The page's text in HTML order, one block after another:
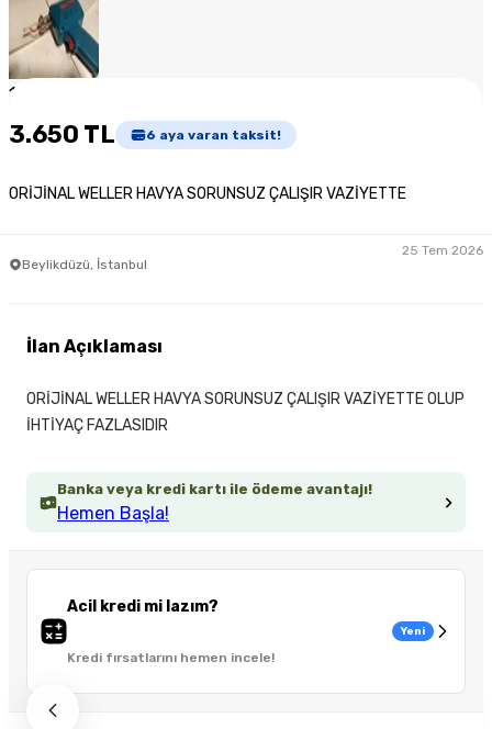
1
3.650 TL 6 aya varan taksit!
ORİJİNAL WELLER HAVYA SORUNSUZ ÇALIŞIR VAZİYETTE
Beylikdüzü, İstanbul
25 Tem 2026
Banka veya kredi kartı ile ödeme avantajı!
Hemen Başla!
Acil kredi mi lazım?
Kredi fırsatlarını hemen incele!
Yeni
İlan Açıklaması
ORİJİNAL WELLER HAVYA SORUNSUZ ÇALIŞIR VAZİYETTE OLUP
İHTİYAÇ FAZLASIDIR